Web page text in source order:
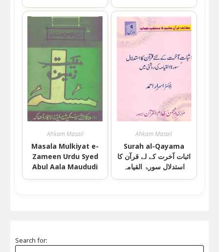
Ahkam Masail
Masala Mulkiyat e-
Zameen Urdu Syed
Abul Aala Maududi
Ahkam Masail
Surah al-Qayama
اثبات آخرت کے لے قرآن کا
استدلال سورۃ القیامہ
Search for: